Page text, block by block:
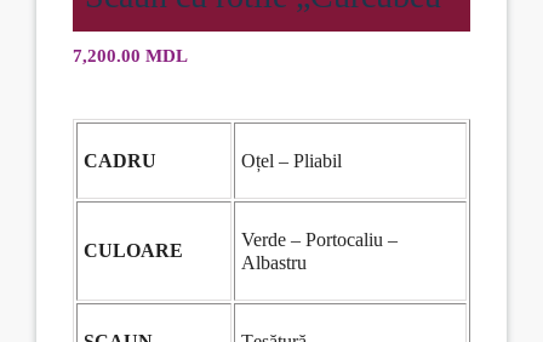
7,200.00 MDL
CADRU Oțel – Pliabil
CULOARE
Verde – Portocaliu –
Albastru